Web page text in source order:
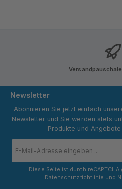
Newsletter
Abonnieren Sie jetzt einfach
Newsletter und Sie werden stets
Produkte und
Mail-
*
Diese Seite ist durch
Datenschutzrichtlinie und